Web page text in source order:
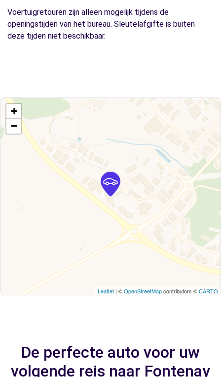
Voertuigretouren zijn alleen mogelijk tijdens de
openingstijden van het bureau. Sleutelafgifte is buiten
deze tijden niet beschikbaar.
+
−
Leaflet | ©OpenStreetMapcontributors ©CARTO
De perfecte auto voor uw
volgende reis naar Fontenay